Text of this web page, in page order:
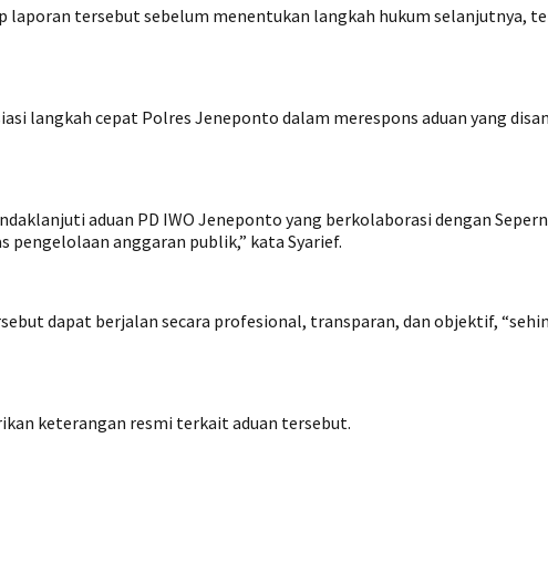
tersebut sebelum menentukan langkah hukum selanjutnya,
langkah cepat Polres Jeneponto dalam merespons aduan yang
aduan PD IWO Jeneponto yang berkolaborasi dengan
anggaran publik,” kata Syarief.
dapat berjalan secara profesional, transparan, dan objektif,
keterangan resmi terkait aduan tersebut.